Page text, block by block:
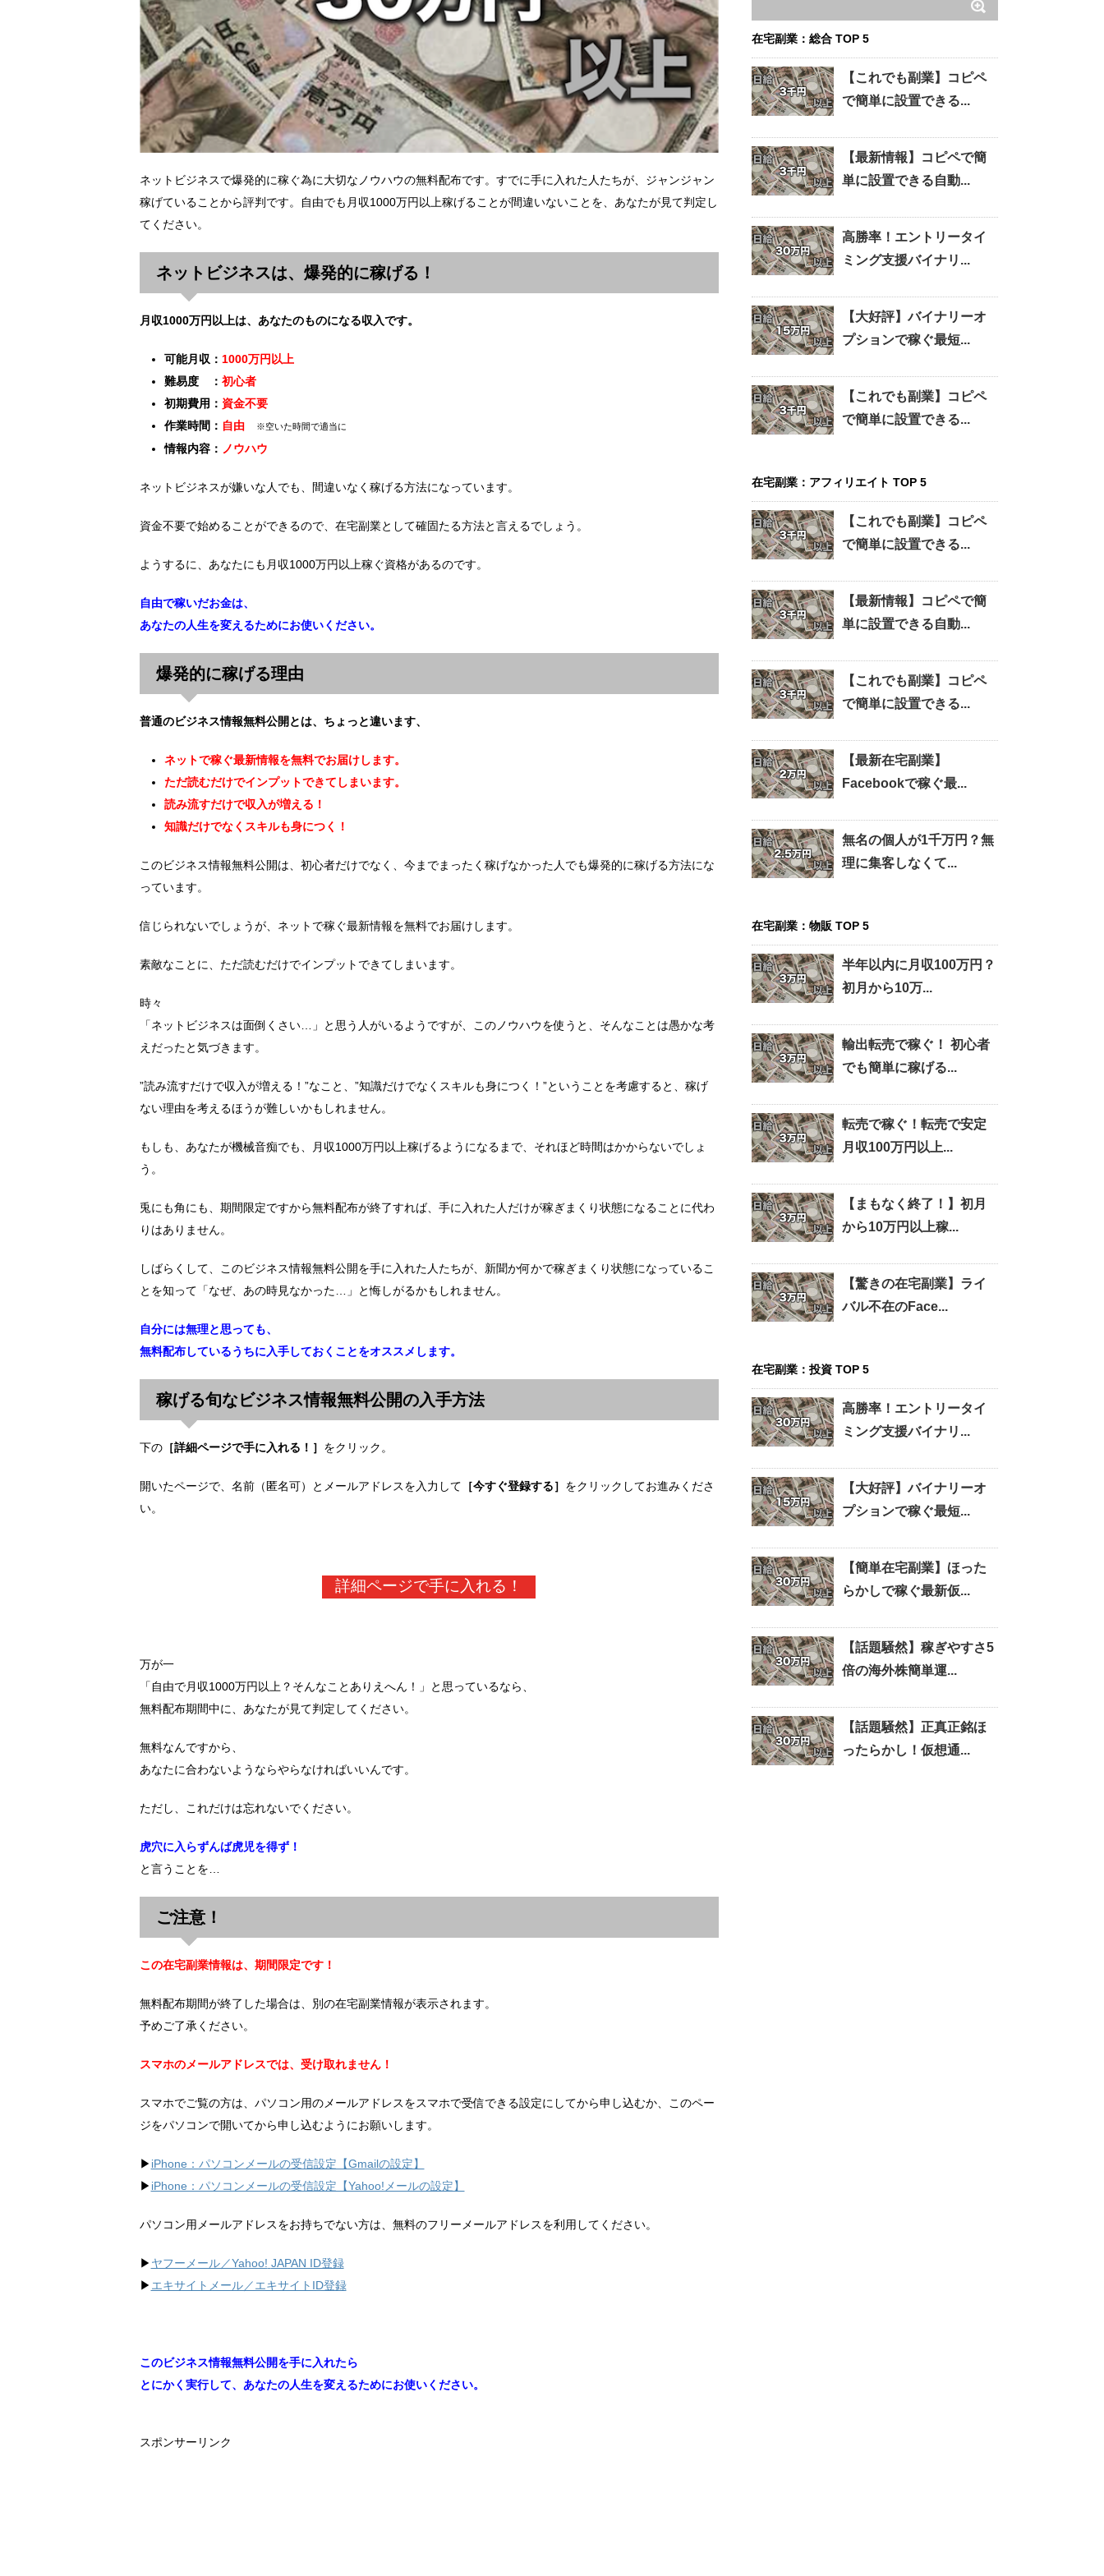
ネットビジネスで爆発的に稼ぐ為に大切なノウハウの無料配布です。すでに手に入れた人たちが、ジャンジャン
稼げていることから評判です。自由でも月収1000万円以上稼げることが間違いないことを、あなたが見て判定し
てください。
ネットビジネスは、爆発的に稼げる！
月収1000万円以上は、あなたのものになる収入です。
可能月収： 1000万円以上
難易度 ： 初心者
初期費用： 資金不要
作業時間： 自由 ※空いた時間で適当に
情報内容： ノウハウ
ネットビジネスが嫌いな人でも、間違いなく稼げる方法になっています。
資金不要で始めることができるので、在宅副業として確固たる方法と言えるでしょう。
ようするに、あなたにも月収1000万円以上稼ぐ資格があるのです。
自由で稼いだお金は、
あなたの人生を変えるためにお使いください。
爆発的に稼げる理由
普通のビジネス情報無料公開とは、ちょっと違います、
ネットで稼ぐ最新情報を無料でお届けします。
ただ読むだけでインプットできてしまいます。
読み流すだけで収入が増える！
知識だけでなくスキルも身につく！
このビジネス情報無料公開は、初心者だけでなく、今までまったく稼げなかった人でも爆発的に稼げる方法にな
っています。
信じられないでしょうが、ネットで稼ぐ最新情報を無料でお届けします。
素敵なことに、ただ読むだけでインプットできてしまいます。
時々
「ネットビジネスは面倒くさい…」と思う人がいるようですが、このノウハウを使うと、そんなことは愚かな考
えだったと気づきます。
”読み流すだけで収入が増える！”なこと、”知識だけでなくスキルも身につく！”ということを考慮すると、稼げ
ない理由を考えるほうが難しいかもしれません。
もしも、あなたが機械音痴でも、月収1000万円以上稼げるようになるまで、それほど時間はかからないでしょ
う。
兎にも角にも、期間限定ですから無料配布が終了すれば、手に入れた人だけが稼ぎまくり状態になることに代わ
りはありません。
しばらくして、このビジネス情報無料公開を手に入れた人たちが、新聞か何かで稼ぎまくり状態になっているこ
とを知って「なぜ、あの時見なかった…」と悔しがるかもしれません。
自分には無理と思っても、
無料配布しているうちに入手しておくことをオススメします。
稼げる旬なビジネス情報無料公開の入手方法
下の［詳細ページで手に入れる！］ をクリック。
開いたページで、名前（匿名可）とメールアドレスを入力して ［今すぐ登録する］ をクリックしてお進みくださ
い。
詳細ページで手に入れる！
万が一
「自由で月収1000万円以上？そんなことありえへん！」と思っているなら、
無料配布期間中に、あなたが見て判定してください。
無料なんですから、
あなたに合わないようならやらなければいいんです。
ただし、これだけは忘れないでください。
虎穴に入らずんば虎児を得ず！
と言うことを…
ご注意！
この在宅副業情報は、期間限定です！
無料配布期間が終了した場合は、別の在宅副業情報が表示されます。
予めご了承ください。
スマホのメールアドレスでは、受け取れません！
スマホでご覧の方は、パソコン用のメールアドレスをスマホで受信できる設定にしてから申し込むか、このペー
ジをパソコンで開いてから申し込むようにお願いします。
▶︎ iPhone：パソコンメールの受信設定【Gmailの設定】
▶︎ iPhone：パソコンメールの受信設定【Yahoo!メールの設定】
パソコン用メールアドレスをお持ちでない方は、無料のフリーメールアドレスを利用してください。
▶︎ ヤフーメール／Yahoo! JAPAN ID登録
▶︎ エキサイトメール／エキサイトID登録
このビジネス情報無料公開を手に入れたら
とにかく実行して、あなたの人生を変えるためにお使いください。
スポンサーリンク
在宅副業：総合 TOP 5
【これでも副業】コピペ
で簡単に設置できる...
【最新情報】コピペで簡
単に設置できる自動...
高勝率！エントリータイ
ミング支援バイナリ...
【大好評】バイナリーオ
プションで稼ぐ最短...
【これでも副業】コピペ
で簡単に設置できる...
在宅副業：アフィリエイト TOP 5
【これでも副業】コピペ
で簡単に設置できる...
【最新情報】コピペで簡
単に設置できる自動...
【これでも副業】コピペ
で簡単に設置できる...
【最新在宅副業】
Facebookで稼ぐ最...
無名の個人が1千万円？無
理に集客しなくて...
在宅副業：物販 TOP 5
半年以内に月収100万円？
初月から10万...
輸出転売で稼ぐ！ 初心者
でも簡単に稼げる...
転売で稼ぐ！転売で安定
月収100万円以上...
【まもなく終了！】初月
から10万円以上稼...
【驚きの在宅副業】ライ
バル不在のFace...
在宅副業：投資 TOP 5
高勝率！エントリータイ
ミング支援バイナリ...
【大好評】バイナリーオ
プションで稼ぐ最短...
【簡単在宅副業】ほった
らかしで稼ぐ最新仮...
【話題騒然】稼ぎやすさ5
倍の海外株簡単運...
【話題騒然】正真正銘ほ
ったらかし！仮想通...